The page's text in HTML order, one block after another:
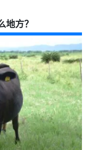
方？